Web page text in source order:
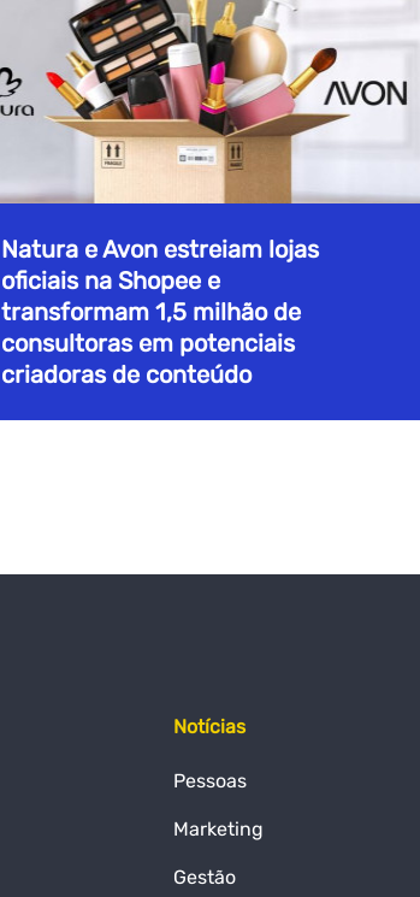
Natura e Avon estreiam lojas
oficiais na Shopee e
transformam 1,5 milhão de
consultoras em potenciais
criadoras de conteúdo
Notícias
Pessoas
Marketing
Gestão